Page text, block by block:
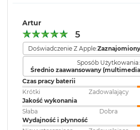
A
r
2
5
6
G
B
M
a
c
o
Apple M5
Apple M5 (10-rdzeniowy procesor CPU +
GPU + 16-rdzeniowy system Neural Engine)
Akceleratory Neural Accelerator
Sprzętowa akceleracja ray tracingu
153 GB/s przepustowości pamięci
Silnik multimedialny
numeryczna:
Podświetlana
klawiatura:
Touch ID: TAK
Obsługa
wyświetlaczy:
Obsługa
wyświetlaczy
Artur
5
Doświadczenie Z Apple:Zaznajomiony
Sposób Użytkowania:
Średnio zaawansowany
Czas pracy baterii
Krótki
Zadowalający
Jakość wykonania
Słaba
Dobra
Wydajność i płynność